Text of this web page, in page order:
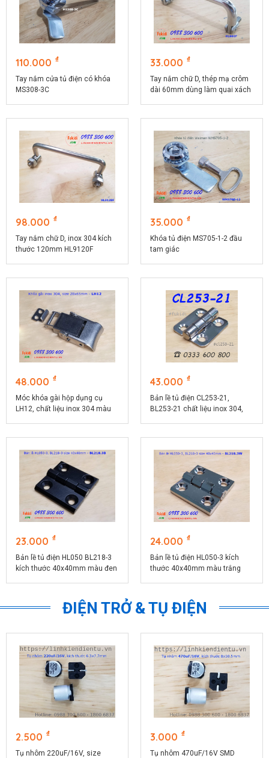
110.000 ₫
Tay nắm cửa tủ điện có khóa
MS308-3C
33.000 ₫
Tay nắm chữ D, thép mạ crôm
dài 60mm dùng làm quai xách
98.000 ₫
Tay nắm chữ D, inox 304 kích
thước 120mm HL9120F
35.000 ₫
Khóa tủ điện MS705-1-2 đầu
tam giác
48.000 ₫
Móc khóa gài hộp dụng cụ
LH12, chất liệu inox 304 màu
43.000 ₫
Bản lề tủ điện CL253-21,
BL253-21 chất liệu inox 304,
23.000 ₫
Bản lề tủ điện HL050 BL218-3
kích thước 40x40mm màu đen
24.000 ₫
Bản lề tủ điện HL050-3 kích
thước 40x40mm màu trắng
ĐIỆN TRỞ & TỤ ĐIỆN
2.500 ₫
Tụ nhôm 220uF/16V, size
3.000 ₫
Tụ nhôm 470uF/16V SMD